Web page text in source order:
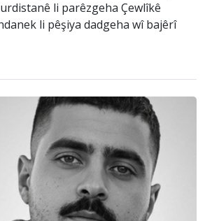
li parêzgeha Çewlîkê
li pêşiya dadgeha wî bajêrî